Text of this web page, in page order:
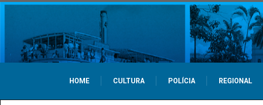
HOME CULTURA POLÍCIA REGIONAL